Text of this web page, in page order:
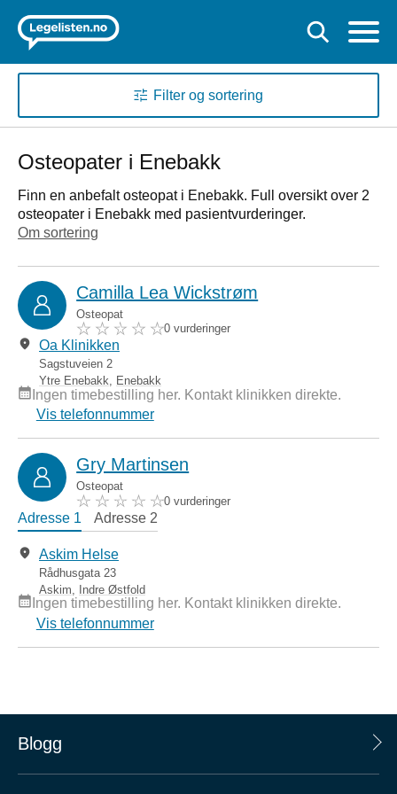
Filter og sortering
Osteopater i Enebakk
Finn en anbefalt osteopat i Enebakk. Full oversikt over 2
osteopater i Enebakk med pasientvurderinger.
Om sortering
Camilla Lea Wickstrøm
Osteopat
0 vurderinger
Oa Klinikken
Sagstuveien 2
Ytre Enebakk
Enebakk
Ingen timebestilling her. Kontakt klinikken direkte.
Vis telefonnummer
Gry Martinsen
Osteopat
0 vurderinger
Adresse 1 Adresse 2
Askim Helse
Rådhusgata 23
Askim
Indre Østfold
Ingen timebestilling her. Kontakt klinikken direkte.
Vis telefonnummer
Blogg